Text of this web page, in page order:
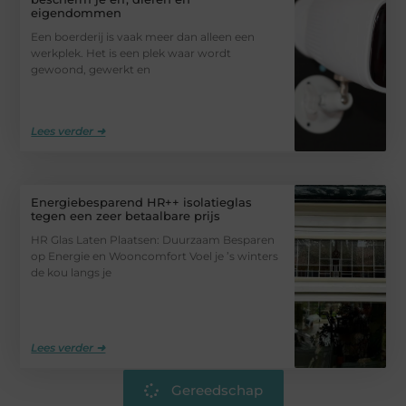
eigendommen
Een boerderij is vaak meer dan alleen een
werkplek. Het is een plek waar wordt
gewoond, gewerkt en
Lees verder ➜
Energiebesparend HR++ isolatieglas
tegen een zeer betaalbare prijs
HR Glas Laten Plaatsen: Duurzaam Besparen
op Energie en Wooncomfort Voel je ’s winters
de kou langs je
Lees verder ➜
Gereedschap